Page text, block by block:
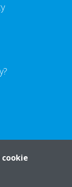
cookie